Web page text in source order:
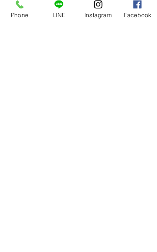
Phone LINE Instagram Facebook